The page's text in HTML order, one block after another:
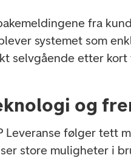
fra
systemet som
selvgående etter kort
og
Leveranse følger tett
store muligheter i